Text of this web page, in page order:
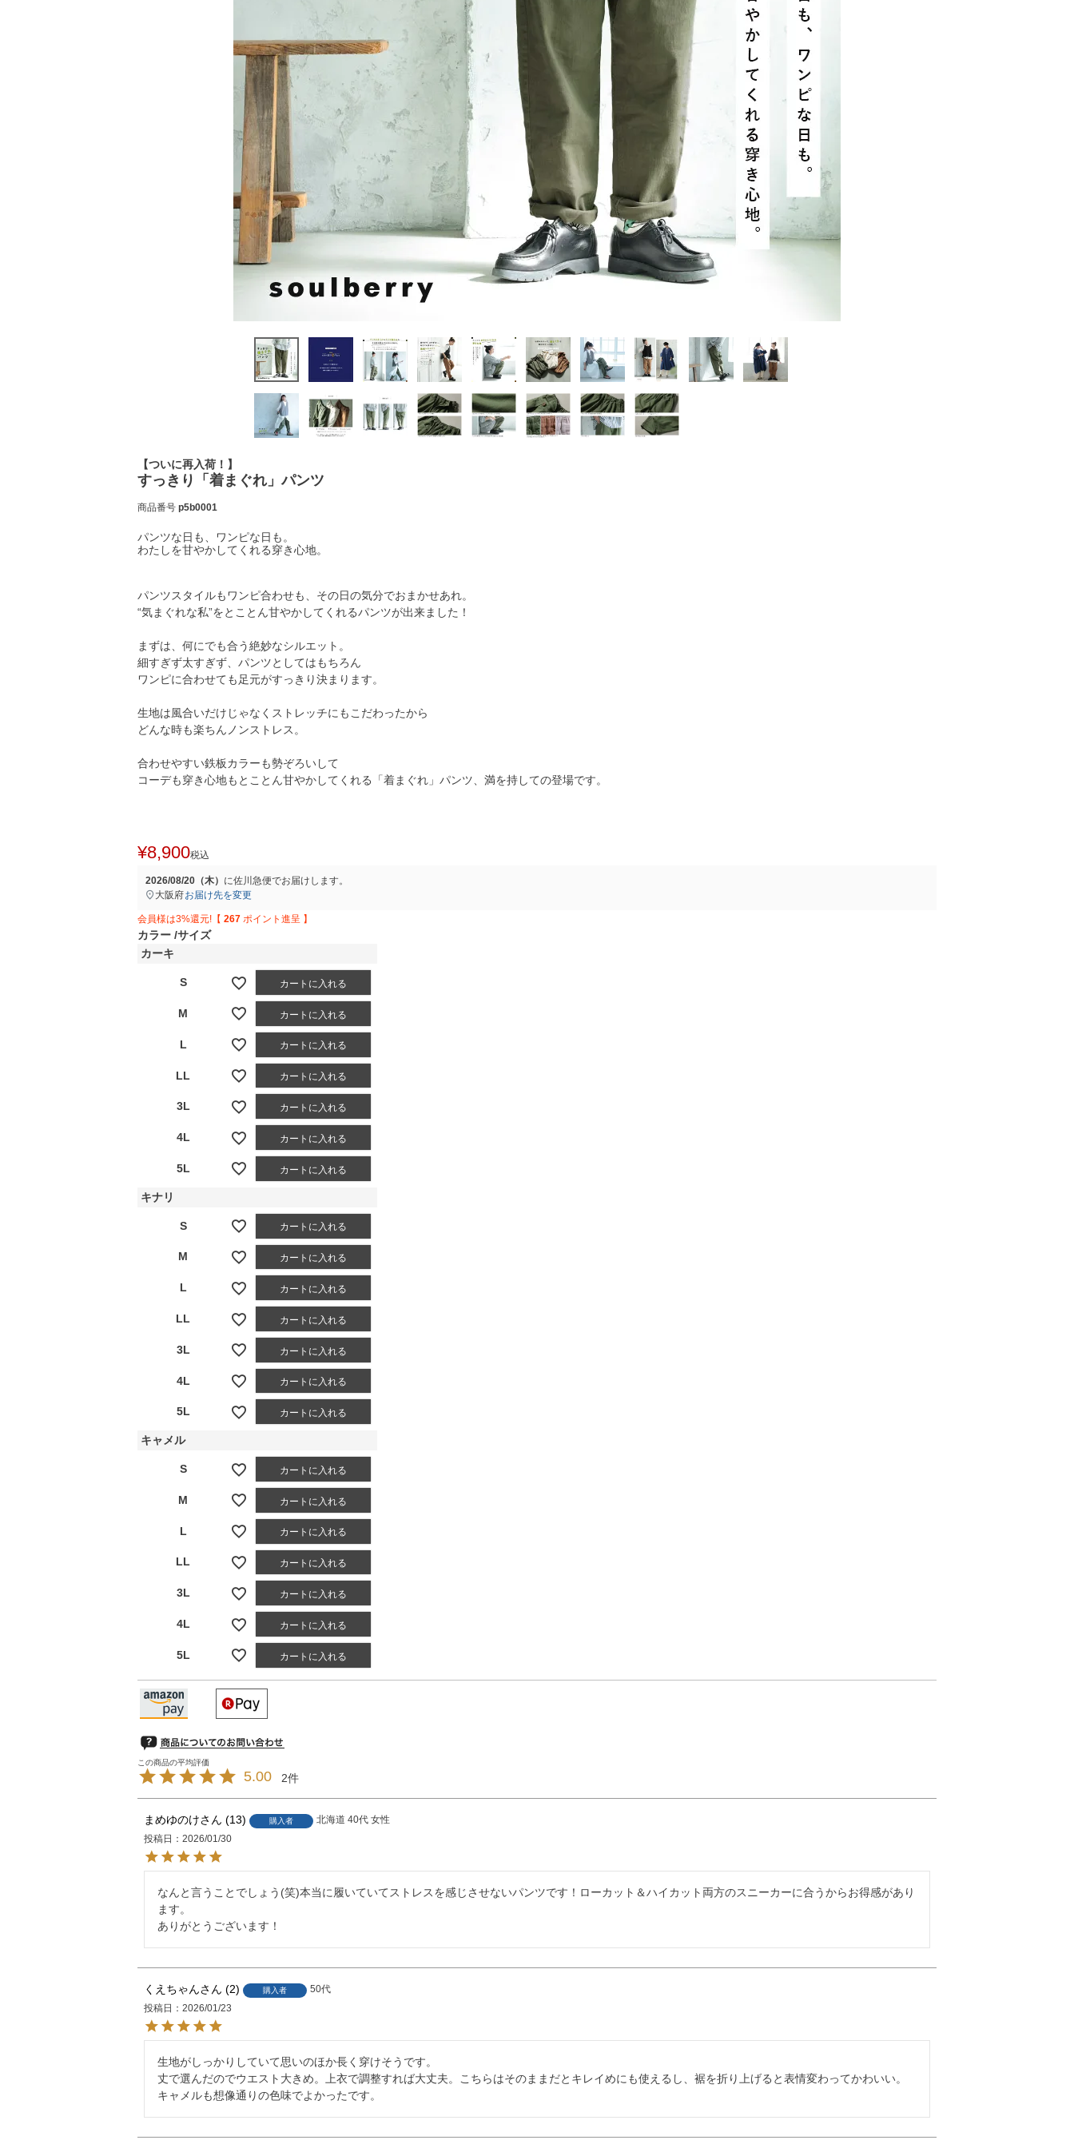
【ついに再入荷！】
すっきり「着まぐれ」パンツ
商品番号 p5b0001
パンツな日も、ワンピな日も。
わたしを甘やかしてくれる穿き心地。
パンツスタイルもワンピ合わせも、その日の気分でおまかせあれ。
“気まぐれな私”をとことん甘やかしてくれるパンツが出来ました！
まずは、何にでも合う絶妙なシルエット。
細すぎず太すぎず、パンツとしてはもちろん
ワンピに合わせても足元がすっきり決まります。
生地は風合いだけじゃなくストレッチにもこだわったから
どんな時も楽ちんノンストレス。
合わせやすい鉄板カラーも勢ぞろいして
コーデも穿き心地もとことん甘やかしてくれる「着まぐれ」パンツ、満を持しての登場です。
¥8,900税込
2026/08/20（木） に佐川急便でお届けします。
大阪府お届け先を変更
会員様は3%還元!【 267 ポイント進呈 】
カラー サイズ
カーキ
S カートに入れる
M カートに入れる
L カートに入れる
LL カートに入れる
3L カートに入れる
4L カートに入れる
5L カートに入れる
キナリ
S カートに入れる
M カートに入れる
L カートに入れる
LL カートに入れる
3L カートに入れる
4L カートに入れる
5L カートに入れる
キャメル
S カートに入れる
M カートに入れる
L カートに入れる
LL カートに入れる
3L カートに入れる
4L カートに入れる
5L カートに入れる
5.00 2
まめゆのけ 13 購入者 北海道 40代 女性
投稿日
2026/01/30
なんと言うことでしょう(笑)本当に履いていてストレスを感じさせないパンツです！ローカット＆ハイカット両方のスニーカーに合うからお得感があり
ます。
ありがとうございます！
くえちゃん 2 購入者
50代
投稿日
2026/01/23
生地がしっかりしていて思いのほか長く穿けそうです。
丈で選んだのでウエスト大きめ。上衣で調整すれば大丈夫。こちらはそのままだとキレイめにも使えるし、裾を折り上げると表情変わってかわいい。
キャメルも想像通りの色味でよかったです。